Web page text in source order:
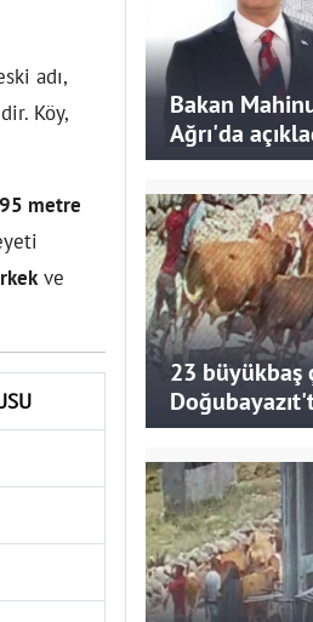
adı,
Köy,
metre
ve
Bakan
Ağrı'da
liralık
23 büyükbaş